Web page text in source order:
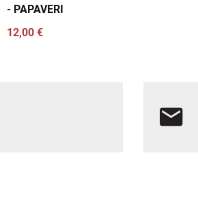
- PAPAVERI
12,00 €